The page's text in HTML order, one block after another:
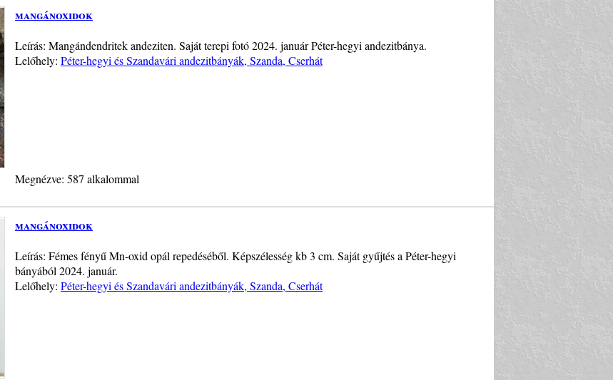
mangánoxidok
Leírás: Mangándendritek andeziten. Saját terepi fotó 2024. január Péter-hegyi andezitbánya.
Lelőhely: Péter-hegyi és Szandavári andezitbányák, Szanda, Cserhát
Megnézve: 587 alkalommal
mangánoxidok
Leírás: Fémes fényű Mn-oxid opál repedéséből. Képszélesség kb 3 cm. Saját gyűjtés a Péter-hegyi
bányából 2024. január.
Lelőhely: Péter-hegyi és Szandavári andezitbányák, Szanda, Cserhát